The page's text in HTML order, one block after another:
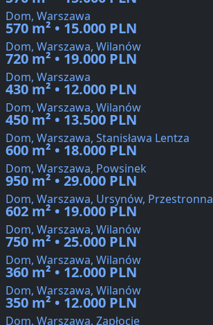
Dom, Warszawa
570 m² • 15.000 PLN
Dom, Warszawa, Wilanów
720 m² • 19.000 PLN
Dom, Warszawa
430 m² • 12.000 PLN
Dom, Warszawa, Wilanów
450 m² • 13.500 PLN
Dom, Warszawa, Stanisława Lentza
600 m² • 18.000 PLN
Dom, Warszawa, Powsinek
950 m² • 29.000 PLN
Dom, Warszawa, Ursynów, Przestronna
602 m² • 19.000 PLN
Dom, Warszawa, Wilanów
750 m² • 25.000 PLN
Dom, Warszawa, Wilanów
360 m² • 12.000 PLN
Dom, Warszawa, Wilanów
350 m² • 12.000 PLN
Dom, Warszawa, Zapłocie